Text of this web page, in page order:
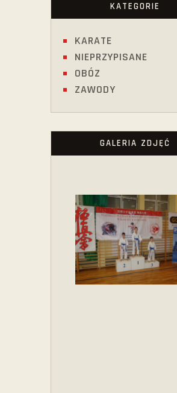
KATEGORIE
KARATE
NIEPRZYPISANE
OBÓZ
ZAWODY
GALERIA ZDJĘĆ